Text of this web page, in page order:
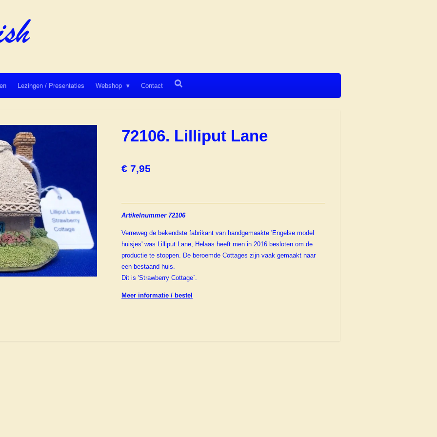
Lezingen / Presentaties Webshop Contact
72106. Lilliput Lane
€ 7,95
Artikelnummer 72106
Verreweg de bekendste fabrikant van handgemaakte 'Engelse model
huisjes' was Lilliput Lane, Helaas heeft men in 2016 besloten om de
productie te stoppen. De beroemde Cottages zijn vaak gemaakt naar
een bestaand huis.
Dit is 'Strawberry Cottage´.
Meer informatie / bestel